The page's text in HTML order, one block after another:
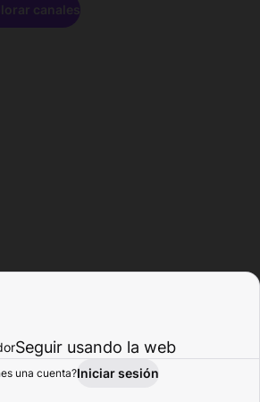
Actividad
canales
Seguir usando la web
una cuenta?Iniciar sesión